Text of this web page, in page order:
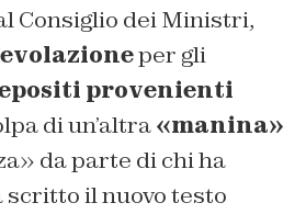
Consiglio dei Ministri,
per gli
provenienti
di un’altra«manina»
da parte di chi ha
scritto il nuovo testo